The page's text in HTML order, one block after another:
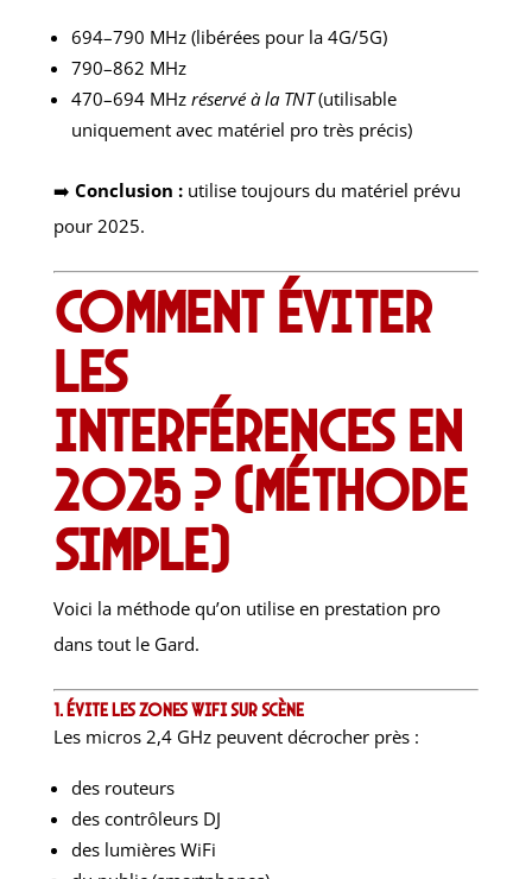
694–790 MHz (libérées pour la 4G/5G)
790–862 MHz
470–694 MHz réservé à la TNT(utilisable
uniquement avec matériel pro très précis)
➡️ Conclusion :utilise toujours du matériel prévu
pour 2025.
Comment éviter
les
interférences en
2025 ? (Méthode
simple)
Voici la méthode qu’on utilise en prestation pro
dans tout le Gard.
1. Évite les zones WiFi sur scène
Les micros 2,4 GHz peuvent décrocher près :
des routeurs
des contrôleurs DJ
des lumières WiFi